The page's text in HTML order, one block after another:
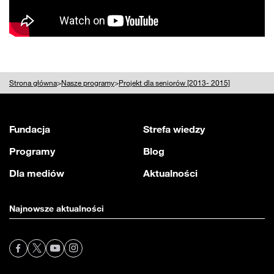
Strona główna>Nasze programy>Projekt dla seniorów [2013- 2015]
Fundacja
Strefa wiedzy
Programy
Blog
Dla mediów
Aktualności
Najnowsze aktualności